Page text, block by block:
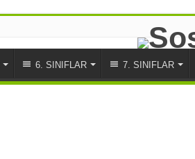
6. SINIFLAR 7. SINIFLAR